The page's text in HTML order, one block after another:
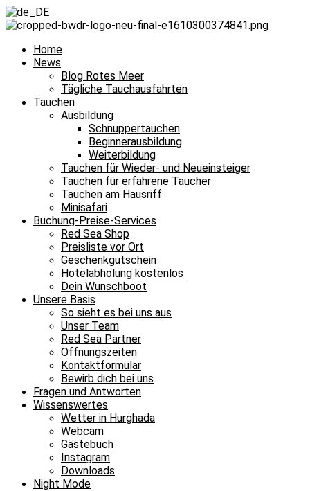
Home
News
Blog Rotes Meer
Tägliche Tauchausfahrten
Tauchen
Ausbildung
Schnuppertauchen
Beginnerausbildung
Weiterbildung
Tauchen für Wieder- und Neueinsteiger
Tauchen für erfahrene Taucher
Tauchen am Hausriff
Minisafari
Buchung-Preise-Services
Red Sea Shop
Preisliste vor Ort
Geschenkgutschein
Hotelabholung kostenlos
Dein Wunschboot
Unsere Basis
So sieht es bei uns aus
Unser Team
Red Sea Partner
Öffnungszeiten
Kontaktformular
Bewirb dich bei uns
Fragen und Antworten
Wissenswertes
Wetter in Hurghada
Webcam
Gästebuch
Instagram
Downloads
Night Mode